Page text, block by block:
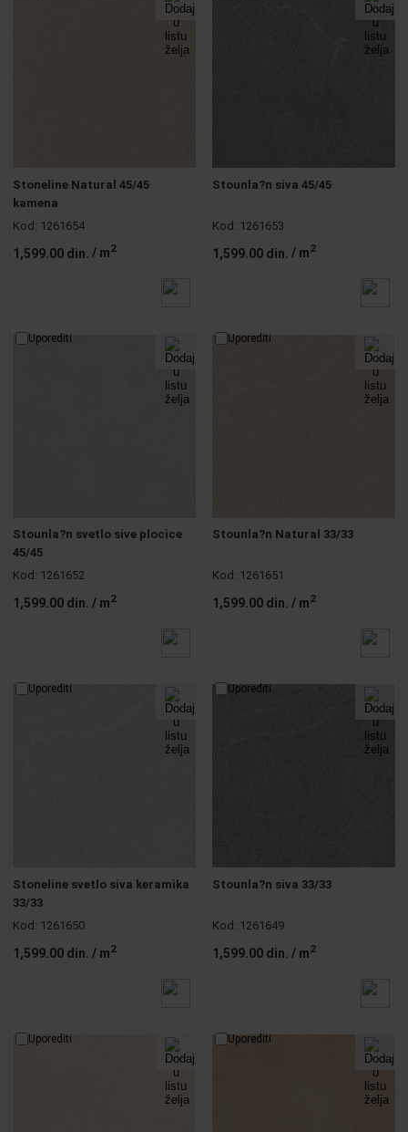
Stoneline Natural 45/45
kamena
Kod: 1261654
1,599.00 din. / m2
Stounla?n siva 45/45
Kod: 1261653
1,599.00 din. / m2
Uporediti
Stounla?n svetlo sive plocice
45/45
Kod: 1261652
1,599.00 din. / m2
Uporediti
Stounla?n Natural 33/33
Kod: 1261651
1,599.00 din. / m2
Uporediti
Stoneline svetlo siva keramika
33/33
Kod: 1261650
1,599.00 din. / m2
Uporediti
Stounla?n siva 33/33
Kod: 1261649
1,599.00 din. / m2
Uporediti Uporediti